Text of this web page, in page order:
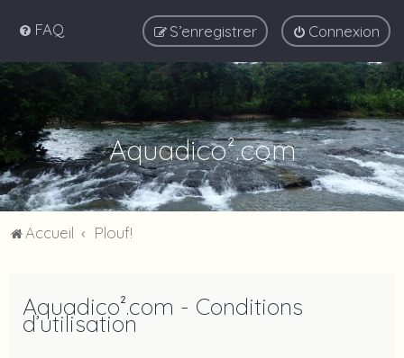
FAQ Connexion
S’enregistrer
Aquadico².com
Accueil Plouf!
Aquadico².com - Conditions
d’utilisation